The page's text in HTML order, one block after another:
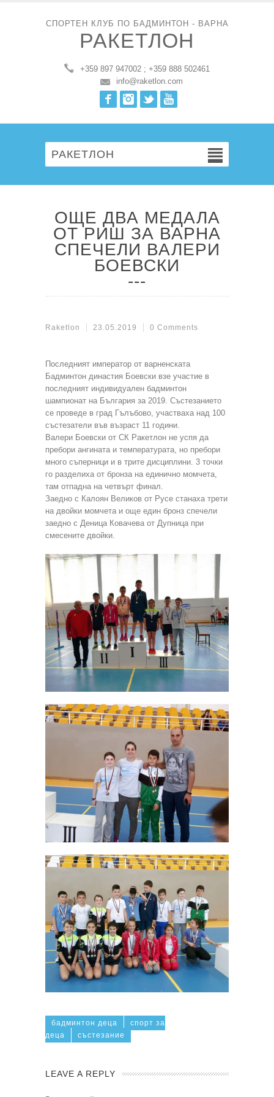
СПОРТЕН КЛУБ ПО БАДМИНТОН - ВАРНА
РАКЕТЛОН
+359 897 947002 ; +359 888 502461
info@raketlon.com
FacebookInstagram
Twitter
РАКЕТЛОН
ОЩЕ ДВА МЕДАЛА
ОТ РИШ ЗА ВАРНА
СПЕЧЕЛИ ВАЛЕРИ
БОЕВСКИ
Raketlon 23.05.2019 0 Comments
Последният император от варненската
Бадминтон династия Боевски взе участие в
последният индивидуален бадминтон
шампионат на България за 2019. Състезанието
се проведе в град Гълъбово, участваха над 100
състезатели във възраст 11 години.
Валери Боевски от СК Ракетлон не успя да
пребори ангината и температурата, но пребори
много съперници и в трите дисциплини. 3 точки
го разделиха от бронза на единично момчета,
там отпадна на четвърт финал.
Заедно с Калоян Великов от Русе станаха трети
на двойки момчета и още един бронз спечели
заедно с Деница Ковачева от Дупница при
смесените двойки.
бадминтон деца
спорт за
деца
състезание
LEAVE A REPLY